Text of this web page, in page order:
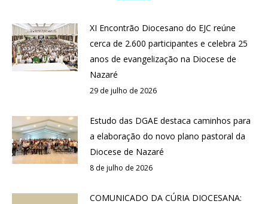
XI Encontrão Diocesano do EJC reúne
cerca de 2.600 participantes e celebra 25
anos de evangelização na Diocese de
Nazaré
29 de julho de 2026
Estudo das DGAE destaca caminhos para
a elaboração do novo plano pastoral da
Diocese de Nazaré
8 de julho de 2026
COMUNICADO DA CÚRIA DIOCESANA: